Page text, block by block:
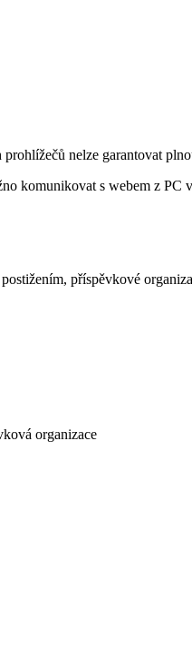
nelze garantovat
komunikovat s webem z
příspěvkové
organizace